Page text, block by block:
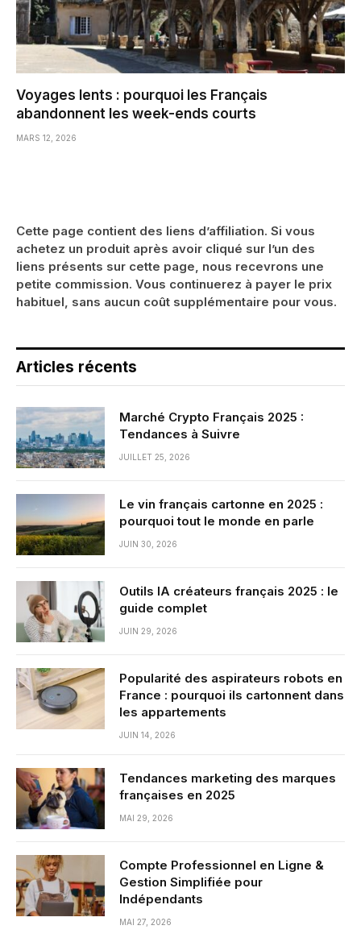
Voyages lents : pourquoi les Français
abandonnent les week-ends courts
MARS 12, 2026
Cette page contient des liens d’affiliation. Si vous
achetez un produit après avoir cliqué sur l’un des
liens présents sur cette page, nous recevrons une
petite commission. Vous continuerez à payer le prix
habituel, sans aucun coût supplémentaire pour vous.
Articles récents
Marché Crypto Français 2025 :
Tendances à Suivre
JUILLET 25, 2026
Le vin français cartonne en 2025 :
pourquoi tout le monde en parle
JUIN 30, 2026
Outils IA créateurs français 2025 : le
guide complet
JUIN 29, 2026
Popularité des aspirateurs robots en
France : pourquoi ils cartonnent dans
les appartements
JUIN 14, 2026
Tendances marketing des marques
françaises en 2025
MAI 29, 2026
Compte Professionnel en Ligne &
Gestion Simplifiée pour
Indépendants
MAI 27, 2026